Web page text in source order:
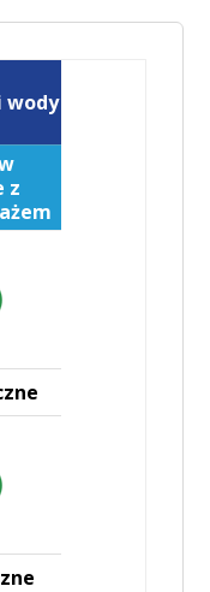
wody
z